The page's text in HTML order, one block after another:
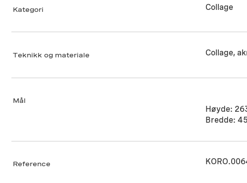
Kategori Collage
Teknikk og materiale Collage,
Mål
Høyde:
Bredde:
Reference